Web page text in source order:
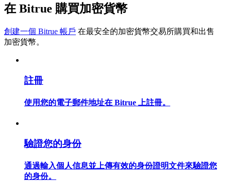
包含交易情況等的大數據分析
合約指南
合約功能使用指南
在 Bitrue 購買加密貨幣
創建一個 Bitrue 帳戶 在最安全的加密貨幣交易所購買和出售
加密貨幣。
註冊
使用您的電子郵件地址在 Bitrue 上註冊。
驗證您的身份
通過輸入個人信息並上傳有效的身份證明文件來驗證您
的身份。